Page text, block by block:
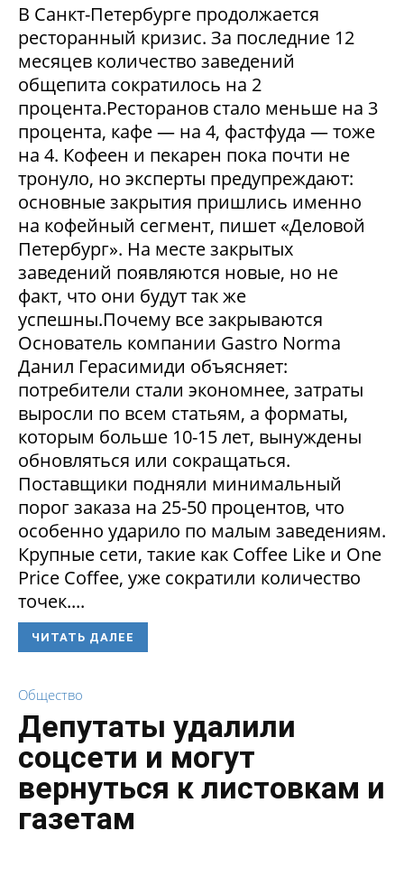
В Санкт-Петербурге продолжается
ресторанный кризис. За последние 12
месяцев количество заведений
общепита сократилось на 2
процента.Ресторанов стало меньше на 3
процента, кафе — на 4, фастфуда — тоже
на 4. Кофеен и пекарен пока почти не
тронуло, но эксперты предупреждают:
основные закрытия пришлись именно
на кофейный сегмент, пишет «Деловой
Петербург». На месте закрытых
заведений появляются новые, но не
факт, что они будут так же
успешны.Почему все закрываются
Основатель компании Gastro Norma
Данил Герасимиди объясняет:
потребители стали экономнее, затраты
выросли по всем статьям, а форматы,
которым больше 10-15 лет, вынуждены
обновляться или сокращаться.
Поставщики подняли минимальный
порог заказа на 25-50 процентов, что
особенно ударило по малым заведениям.
Крупные сети, такие как Coffee Like и One
Price Coffee, уже сократили количество
точек....
ЧИТАТЬ ДАЛЕЕ
Общество
Депутаты удалили
соцсети и могут
вернуться к листовкам и
газетам